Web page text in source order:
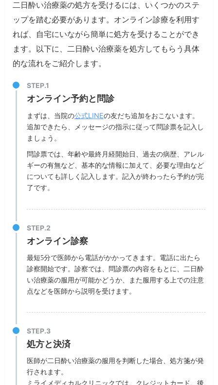
二日酔い治療薬の処方を受けるには、いくつかのステ
ップを踏む必要があります。オンライン診療を利用す
れば、自宅にいながら簡単に処方を受けることができ
ます。以下に、二日酔い治療薬を処方してもらう具体
的な流れをご紹介します。
オンライン予約と問診
まずは、当院の公式LINEの友だち追加をおこないます。
追加できたら、メッセージの指示に従って問診票を記入し
ましょう。
問診票では、年齢や最終月経開始日、過去の病歴、アレル
ギーの有無など、基本的な情報に加えて、必要な理由など
についても詳しく記入します。記入が終わったら予約が完
了です。
オンライン診察
最短5分で医師から電話がかかってきます。電話に出たら
診察開始です。診察では、問診票の内容をもとに、二日酔
い治療薬の服用が可能かどうか、また服用する上での注意
点などを医師から説明を受けます。
処方と決済
医師が二日酔い治療薬の服用を判断した場合、処方箋が発
行されます。
ミライメディカルクリニックでは、クレジットカード、後